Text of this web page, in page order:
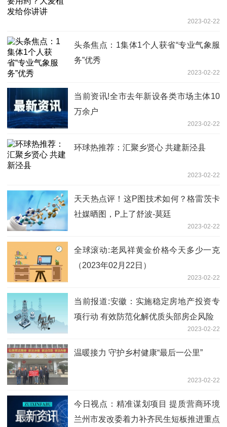
2023-02-22
头条焦点：1集体1个人获省“专业气象服
务”优秀
2023-02-22
当前资讯!全市去年新设各类市场主体10
万余户
2023-02-22
环球热推荐：汇聚乡贤心 共建新泾县
2023-02-22
天天热点评！这P图技术如何？格雷茨卡
社媒晒图，P上了舒波-莫廷
2023-02-22
全球滚动:老凤祥黄金价格今天多少一克
（2023年02月22日）
2023-02-22
当前报道:安徽：实施稳定房地产投资专
项行动 有效防范化解优质头部房企风险
2023-02-22
温暖接力 守护乡村健康“最后一公里”
2023-02-22
今日视点：精准谋划项目 提质营商环境
兰州市发改委着力补齐民生短板推进重点